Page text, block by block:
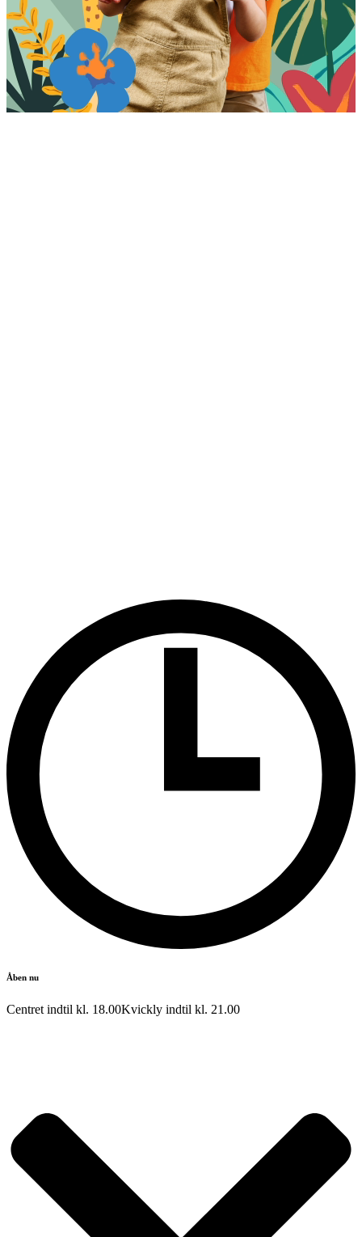
Åben nu
Centret indtil kl. 18.00Kvickly indtil kl. 21.00